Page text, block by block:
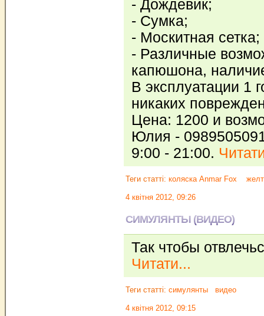
- Дождевик;
- Сумка;
- Москитная сетка;
- Различные
капюшона,
В эксплуатации 1
никаких
Цена: 1200 и
Юлия -
9:00 - 21:00.
Теги статті: коляска Anmar Fox
4 квітня 2012, 09:26
СИМУЛЯНТЫ (ВИДЕО)
Так чтобы
Читати...
Теги статті: симулянты видео
4 квітня 2012, 09:15